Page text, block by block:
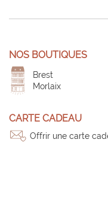
NOS BOUTIQUES
Brest
Morlaix
CARTE CADEAU
Offrir une carte